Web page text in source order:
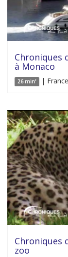
Chroniques
à Monaco
26 min' |
Chroniques
zoo